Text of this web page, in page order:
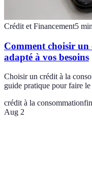
Crédit et Financement5 min
Comment choisir
adapté à vos besoins
Choisir un crédit à la
guide pratique pour faire
crédit à la consommation
Aug 2